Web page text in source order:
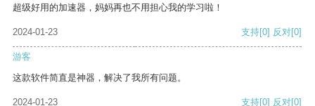
超级好用的加速器，妈妈再也不用担心我的学习啦！
2024-01-23 支持[0] 反对[0]
游客
这款软件简直是神器，解决了我所有问题。
2024-01-23 支持[0] 反对[0]